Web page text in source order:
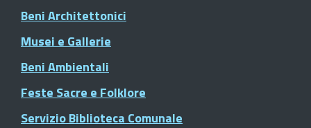
Beni Architettonici
Musei e Gallerie
Beni Ambientali
Feste Sacre e Folklore
Servizio Biblioteca Comunale